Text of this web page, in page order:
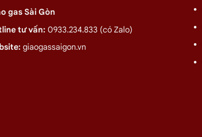
gas Sài Gòn
tư vấn: 0933.234.833 (có Zalo)
giaogassaigon.vn